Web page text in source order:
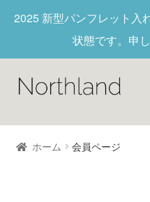
2025 新型パンフレット入
状態です。申
Home
ホーム 会員ページ